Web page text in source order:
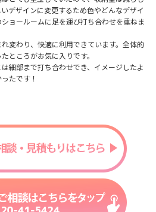
デザインに変更するため色やどんなデザイ
ョールームに足を運び打ち合わせを重ねま
変わり、快適に利用できています。全体的
ところがお気に入りです。
細部まで打ち合わせでき、イメージしたよ
たです！